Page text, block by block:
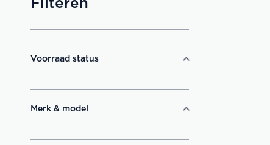
Filteren
Voorraad status
Merk & model